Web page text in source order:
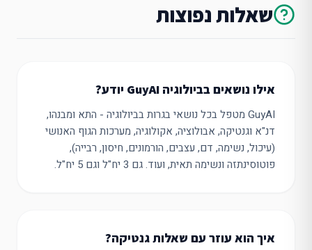
שאלות נפוצות
אילו נושאים בביולוגיה GuyAI יודע?
GuyAI מטפל בכל נושאי בגרות בביולוגיה - התא ומבנהו,
דנ"א וגנטיקה, אבולוציה, אקולוגיה, מערכות הגוף האנושי
(עיכול, נשימה, דם, עצבים, הורמונים, חיסון, רבייה),
פוטוסינתזה ונשימה תאית, ועוד. גם 3 יח"ל וגם 5 יח"ל.
איך הוא עוזר עם שאלות גנטיקה?